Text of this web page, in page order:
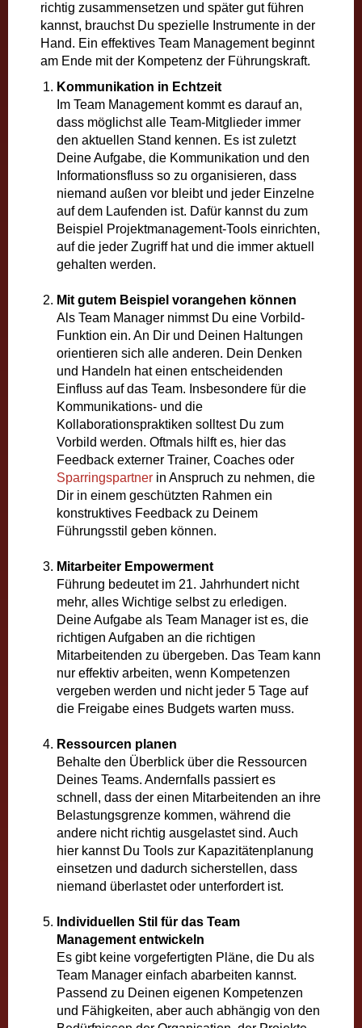
richtig zusammensetzen und später gut führen
kannst, brauchst Du spezielle Instrumente in der
Hand. Ein effektives Team Management beginnt
am Ende mit der Kompetenz der Führungskraft.
Kommunikation in Echtzeit
Im Team Management kommt es darauf an,
dass möglichst alle Team-Mitglieder immer
den aktuellen Stand kennen. Es ist zuletzt
Deine Aufgabe, die Kommunikation und den
Informationsfluss so zu organisieren, dass
niemand außen vor bleibt und jeder Einzelne
auf dem Laufenden ist. Dafür kannst du zum
Beispiel Projektmanagement-Tools einrichten,
auf die jeder Zugriff hat und die immer aktuell
gehalten werden.
Mit gutem Beispiel vorangehen können
Als Team Manager nimmst Du eine Vorbild-
Funktion ein. An Dir und Deinen Haltungen
orientieren sich alle anderen. Dein Denken
und Handeln hat einen entscheidenden
Einfluss auf das Team. Insbesondere für die
Kommunikations- und die
Kollaborationspraktiken solltest Du zum
Vorbild werden. Oftmals hilft es, hier das
Feedback externer Trainer, Coaches oder
Sparringspartner in Anspruch zu nehmen, die
Dir in einem geschützten Rahmen ein
konstruktives Feedback zu Deinem
Führungsstil geben können.
Mitarbeiter Empowerment
Führung bedeutet im 21. Jahrhundert nicht
mehr, alles Wichtige selbst zu erledigen.
Deine Aufgabe als Team Manager ist es, die
richtigen Aufgaben an die richtigen
Mitarbeitenden zu übergeben. Das Team kann
nur effektiv arbeiten, wenn Kompetenzen
vergeben werden und nicht jeder 5 Tage auf
die Freigabe eines Budgets warten muss.
Ressourcen planen
Behalte den Überblick über die Ressourcen
Deines Teams. Andernfalls passiert es
schnell, dass der einen Mitarbeitenden an ihre
Belastungsgrenze kommen, während die
andere nicht richtig ausgelastet sind. Auch
hier kannst Du Tools zur Kapazitätenplanung
einsetzen und dadurch sicherstellen, dass
niemand überlastet oder unterfordert ist.
Individuellen Stil für das Team
Management entwickeln
Es gibt keine vorgefertigten Pläne, die Du als
Team Manager einfach abarbeiten kannst.
Passend zu Deinen eigenen Kompetenzen
und Fähigkeiten, aber auch abhängig von den